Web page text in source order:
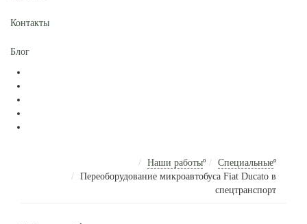
Контакты
Блог
Наши работыº Специальныеº
Переоборудование микроавтобуса Fiat Ducato в
спецтранспорт